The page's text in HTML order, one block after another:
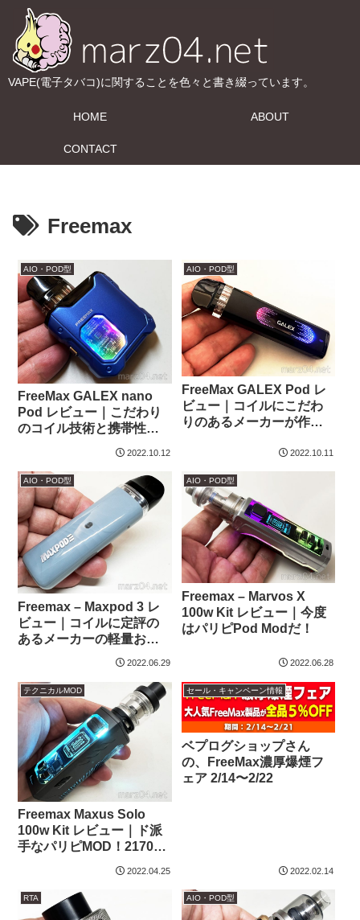
VAPE(電子タバコ)に関することを色々と書き綴っています。
HOME ABOUT
CONTACT
Freemax
AIO・POD型
FreeMax GALEX nano
Pod レビュー｜こだわり
のコイル技術と携帯性、
2022.10.12
AIO・POD型
FreeMax GALEX Pod レ
ビュー｜コイルにこだわ
りのあるメーカーが作っ
2022.10.11
AIO・POD型
Freemax – Maxpod 3 レ
ビュー｜コイルに定評の
あるメーカーの軽量お手
2022.06.29
AIO・POD型
Freemax – Marvos X
100w Kit レビュー｜今度
はパリピPod Modだ！
2022.06.28
テクニカルMOD
Freemax Maxus Solo
100w Kit レビュー｜ド派
手なパリピMOD！21700
2022.04.25
セール・キャンペーン情報
ベプログショップさん
の、FreeMax濃厚爆煙フ
ェア 2/14〜2/22
2022.02.14
RTA AIO・POD型